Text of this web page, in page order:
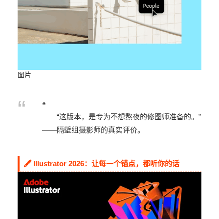
图片
❝
“这版本，是专为不想熬夜的修图师准备的。”
——隔壁组摄影师的真实评价。
🖋️ Illustrator 2026：让每一个锚点，都听你的话